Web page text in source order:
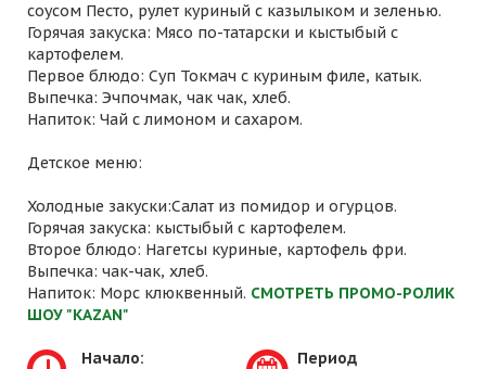
соусом Песто, рулет куриный с казылыком и зеленью.
Горячая закуска: Мясо по-татарски и кыстыбый с
картофелем.
Первое блюдо: Суп Токмач с куриным филе, катык.
Выпечка: Эчпочмак, чак чак, хлеб.
Напиток: Чай с лимоном и сахаром.
Детское меню:
Холодные закуски:Салат из помидор и огурцов.
Горячая закуска: кыстыбый с картофелем.
Второе блюдо: Нагетсы куриные, картофель фри.
Выпечка: чак-чак, хлеб.
Напиток: Морс клюквенный. СМОТРЕТЬ ПРОМО-РОЛИК
ШОУ "KAZAN"
Начало:
Период